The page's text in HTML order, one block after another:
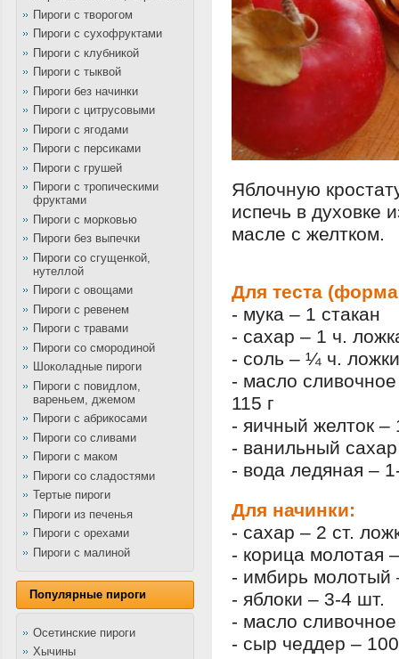
Пироги с творогом
Пироги с сухофруктами
Пироги с клубникой
Пироги с тыквой
Пироги без начинки
Пироги с цитрусовыми
Пироги с ягодами
Пироги с персиками
Пироги с грушей
Пироги с тропическими
фруктами
Пироги с морковью
Пироги без выпечки
Пироги со сгущенкой,
нутеллой
Пироги с овощами
Пироги с ревенем
Пироги с травами
Пироги со смородиной
Шоколадные пироги
Пироги с повидлом,
вареньем, джемом
Пироги с абрикосами
Пироги со сливами
Пироги с маком
Пироги со сладостями
Тертые пироги
Пироги из печенья
Пироги с орехами
Пироги с малиной
Популярные пироги
Осетинские пироги
Хычины
Яблочную
испечь в духовке
масле с желтком.
Для теста
- мука – 1 стакан
- сахар – 1 ч.
- соль – ¼ ч. ложки
- масло
115 г
- яичный желток –
- ванильный
- вода ледяная –
Для начинки:
- сахар – 2 ст.
- корица молотая
- имбирь молотый
- яблоки – 3-4 шт.
- масло
- сыр чеддер –